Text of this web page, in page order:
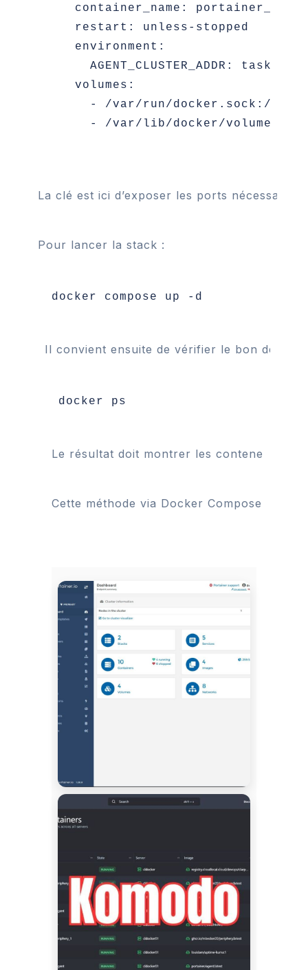
container_name:
    restart: unless-stopped
    environment:
AGENT_CLUSTER_ADDR:
    volumes:
- /var/run/docker.sock:/var/
La clé est ici d’exposer les ports
Pour lancer la stack :
docker compose up -d
Il convient ensuite de vérifier le bon
docker ps
Le résultat doit montrer les conteneurs
Cette méthode via Docker Compose est